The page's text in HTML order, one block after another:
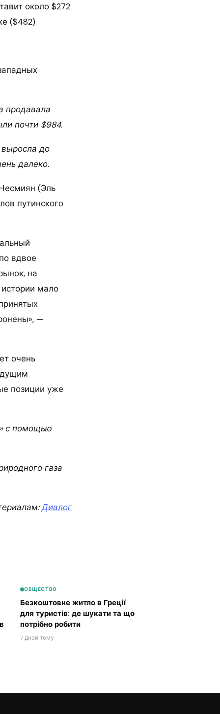
около $272
($482).
продавала
почти $984.
выросла до
далеко.
(Эль
путинского
вдвое
на
мало
—
очень
позиции уже
с помощью
газа
Диалог
ОБЩЕСТВО
Безкоштовне житло в Греції
для туристів: де шукати та що
потрібно робити
7 дней тому